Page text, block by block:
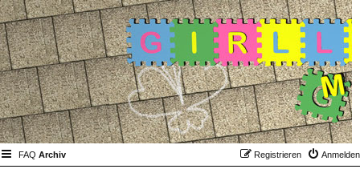
FAQ Archiv Anmelden
Registrieren